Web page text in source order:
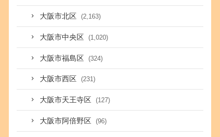
大阪市北区 (2,163)
大阪市中央区 (1,020)
大阪市福島区 (324)
大阪市西区 (231)
大阪市天王寺区 (127)
大阪市阿倍野区 (96)